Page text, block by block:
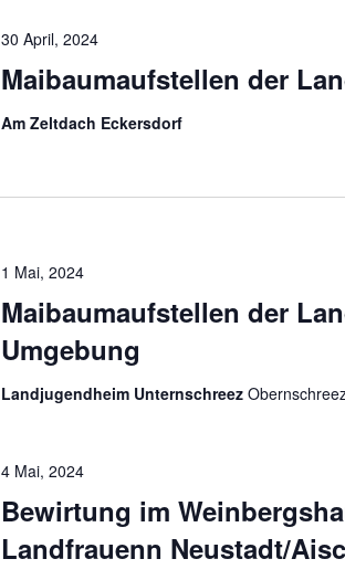
Maibaumaufstellen der
30 April, 2024
Am Zeltdach Eckersdorf
Maibaumaufstellen der
Umgebung
1 Mai, 2024
Landjugendheim Unternschreez
Bewirtung im
Landfrauenn Neustadt/
4 Mai, 2024